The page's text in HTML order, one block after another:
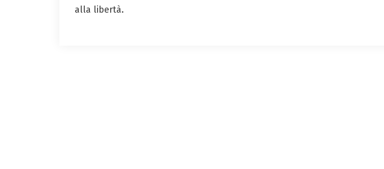
alla libertà.